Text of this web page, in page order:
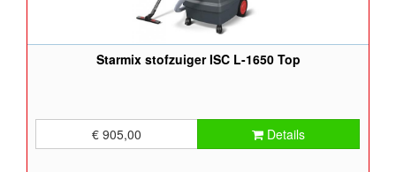
Starmix stofzuiger ISC L-1650 Top
€ 905,00 Details